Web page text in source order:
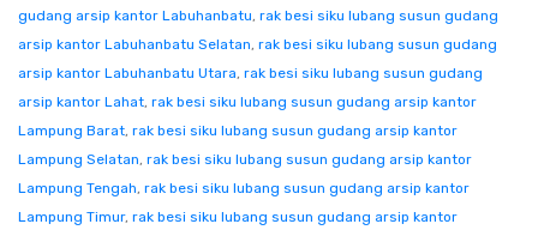
gudang arsip kantor Labuhanbatu, rak besi siku lubang susun gudang
arsip kantor Labuhanbatu Selatan, rak besi siku lubang susun gudang
arsip kantor Labuhanbatu Utara, rak besi siku lubang susun gudang
arsip kantor Lahat, rak besi siku lubang susun gudang arsip kantor
Lampung Barat, rak besi siku lubang susun gudang arsip kantor
Lampung Selatan, rak besi siku lubang susun gudang arsip kantor
Lampung Tengah, rak besi siku lubang susun gudang arsip kantor
Lampung Timur, rak besi siku lubang susun gudang arsip kantor